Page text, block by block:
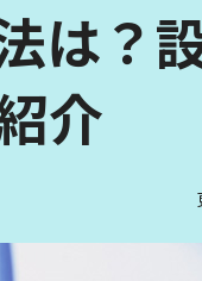
は？
介